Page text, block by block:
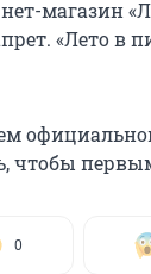
магазин
«Лето в
чтобы
0